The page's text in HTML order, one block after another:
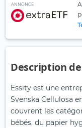
ANNONCE
Description
Essity est une
Svenska Cellulosa
couvrent les
bébés, du papier